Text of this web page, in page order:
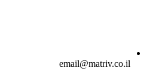
email@matriv.co.il